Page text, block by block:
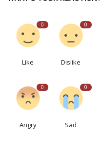
0
Like
0
Dislike
0
Angry
0
Sad